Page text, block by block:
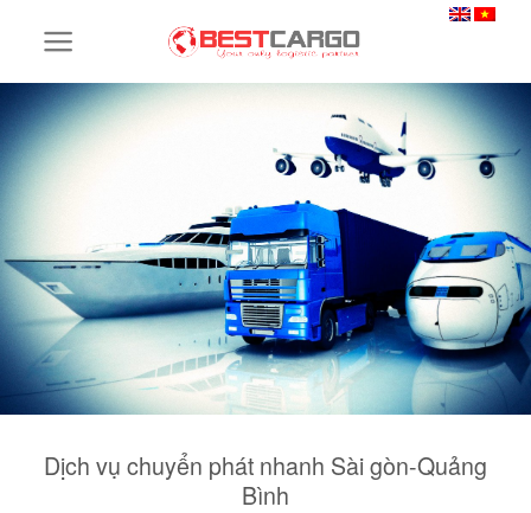
Dịch vụ chuyển phát nhanh Sài gòn-Quảng
Bình